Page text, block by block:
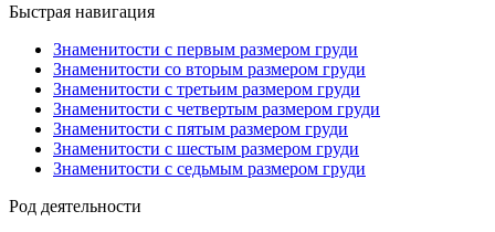
Быстрая навигация
Знаменитости с первым размером груди
Знаменитости со вторым размером груди
Знаменитости с третьим размером груди
Знаменитости с четвертым размером груди
Знаменитости с пятым размером груди
Знаменитости с шестым размером груди
Знаменитости с седьмым размером груди
Род деятельности